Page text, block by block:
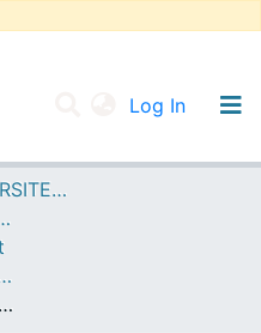
Log In
BEL ABBES
--> DSPACE UNIVERSITE DJILALLI LIABES DE SIDI BEL ABBES
POLITIQUES
Pédagogiques
القانون الدولي الخاص -مطبوعة محاضرات معتمدة موجهة لطلبة السنة الثالثة ل م د تخصص قانون خاص